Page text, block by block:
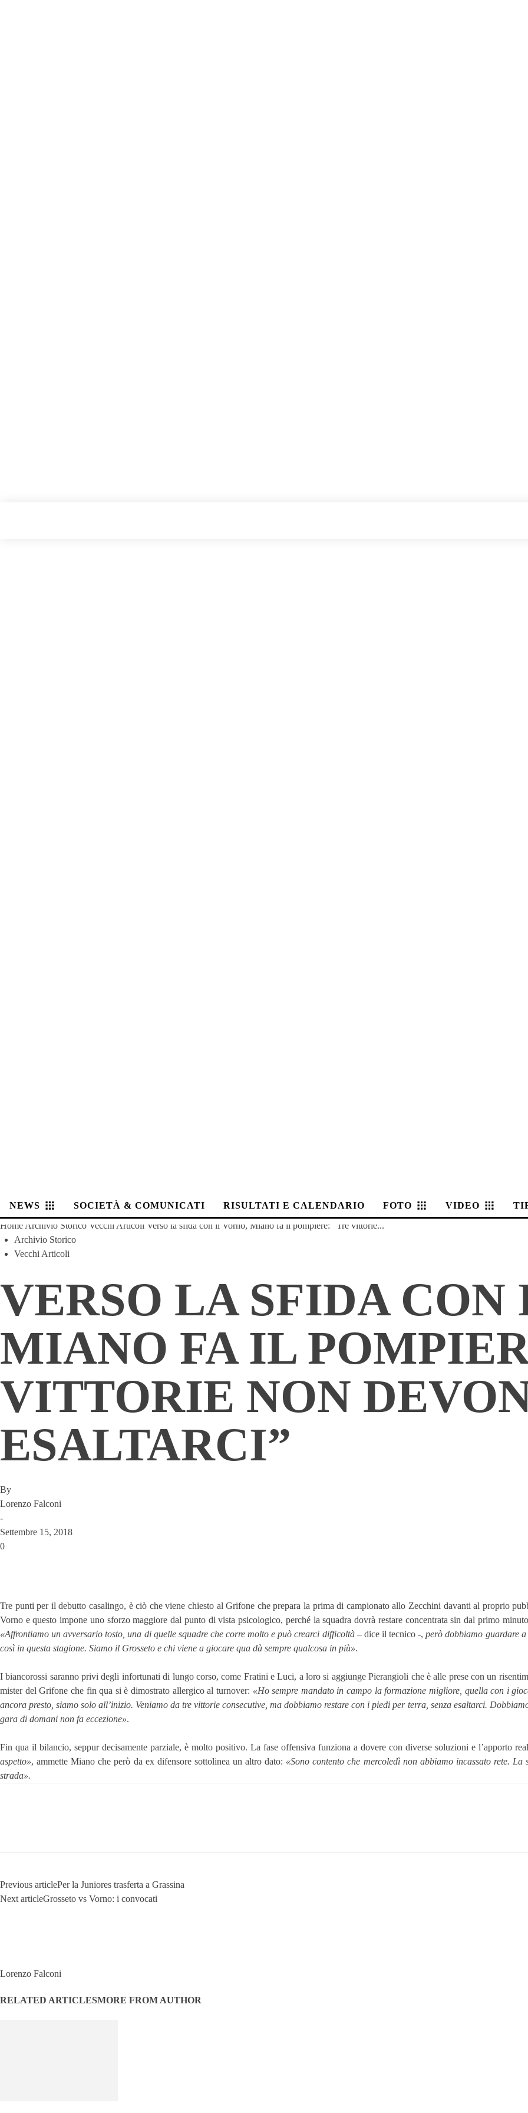
NEWS SOCIETÀ & COMUNICATI RISULTATI E CALENDARIO FOTO VIDEO
Home Archivio Storico Vecchi Articoli Verso la sfida con il Vorno, Miano fa il pompiere: “Tre vittorie...
Archivio Storico
Vecchi Articoli
VERSO LA SFIDA CON
MIANO FA IL
VITTORIE NON
ESALTARCI”
By
Lorenzo Falconi
-
Settembre 15, 2018
0
Tre punti per il debutto casalingo, è ciò che viene chiesto al Grifone che prepara la prima di campionato allo Zecchini davanti al proprio
Vorno e questo impone uno sforzo maggiore dal punto di vista psicologico, perché la squadra dovrà restare concentrata sin dal primo
«Affrontiamo un avversario tosto, una di quelle squadre che corre molto e può crearci difficoltà– dice il tecnico -,però dobbiamo guardare
così in questa stagione. Siamo il Grosseto e chi viene a giocare qua dà sempre qualcosa in più».
I biancorossi saranno privi degli infortunati di lungo corso, come Fratini e Luci, a loro si aggiunge Pierangioli che è alle prese con un
mister del Grifone che fin qua si è dimostrato allergico al turnover: «Ho sempre mandato in campo la formazione migliore, quella con i
ancora presto, siamo solo all’inizio. Veniamo da tre vittorie consecutive, ma dobbiamo restare con i piedi per terra, senza esaltarci.
gara di domani non fa eccezione».
Fin qua il bilancio, seppur decisamente parziale, è molto positivo. La fase offensiva funziona a dovere con diverse soluzioni e l’apporto
aspetto», ammette Miano che però da ex difensore sottolinea un altro dato: «Sono contento che mercoledì non abbiamo incassato rete.
strada».
Previous articlePer la Juniores trasferta a Grassina
Next articleGrosseto vs Vorno: i convocati
Lorenzo Falconi
RELATED ARTICLESMORE FROM AUTHOR